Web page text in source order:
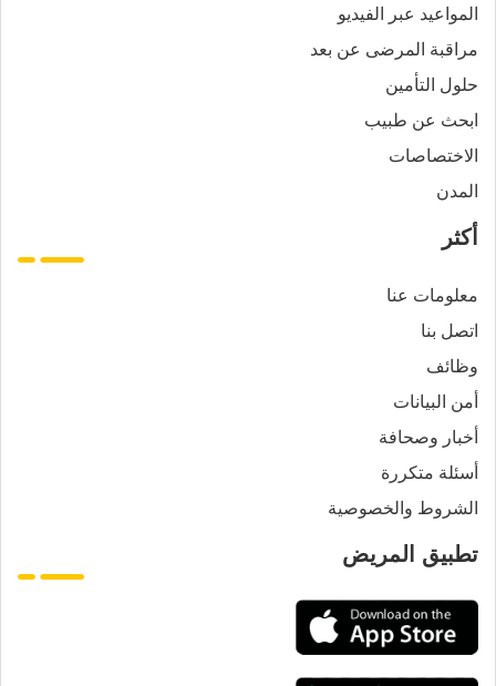
المواعيد عبر الفيديو
مراقبة المرضى عن بعد
حلول التأمين
ابحث عن طبيب
الاختصاصات
المدن
أكثر
معلومات عنا
اتصل بنا
وظائف
أمن البيانات
أخبار وصحافة
أسئلة متكررة
الشروط والخصوصية
تطبيق المريض